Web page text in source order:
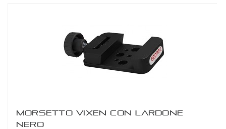
MORSETTO VIXEN CON LARDONE
NERO